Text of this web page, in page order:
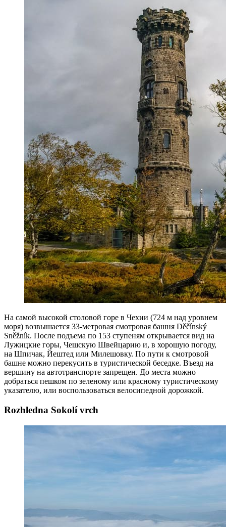
На самой высокой столовой горе в Чехии (724 м над уровнем
моря) возвышается 33-метровая смотровая башня Děčínský
Sněžník. После подъема по 153 ступеням открывается вид на
Лужицкие горы, Чешскую Швейцарию и, в хорошую погоду,
на Шпичак, Йештед или Милешовку. По пути к смотровой
башне можно перекусить в туристической беседке. Въезд на
вершину на автотранспорте запрещен. До места можно
добраться пешком по зеленому или красному туристическому
указателю, или воспользоваться велосипедной дорожкой.
Rozhledna Sokolí vrch